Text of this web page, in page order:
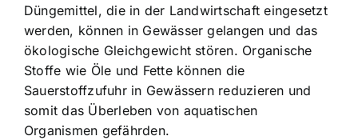
Düngemittel, die in der Landwirtschaft eingesetzt
werden, können in Gewässer gelangen und das
ökologische Gleichgewicht stören. Organische
Stoffe wie Öle und Fette können die
Sauerstoffzufuhr in Gewässern reduzieren und
somit das Überleben von aquatischen
Organismen gefährden.